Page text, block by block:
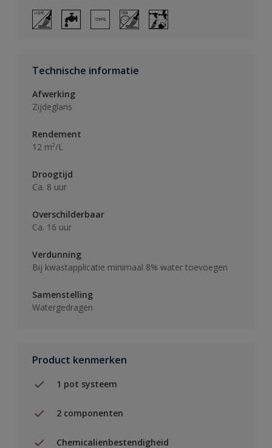
Technische informatie
Afwerking
Zijdeglans
Rendement
12 m²/L
Droogtijd
Ca. 8 uur
Overschilderbaar
Ca. 16 uur
Verdunning
Bij kwastapplicatie minimaal 8% water toevoegen
Samenstelling
Watergedragen
Product kenmerken
1 pot systeem
2 componenten
Chemicalienbestendigheid